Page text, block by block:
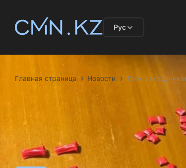
Рус
Главная страница Новости Трех